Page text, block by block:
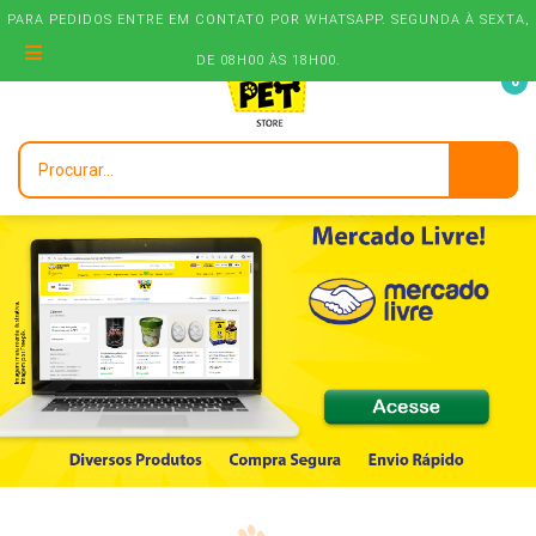
PARA PEDIDOS ENTRE EM CONTATO POR WHATSAPP. SEGUNDA À SEXTA,
DE 08H00 ÀS 18H00.
0